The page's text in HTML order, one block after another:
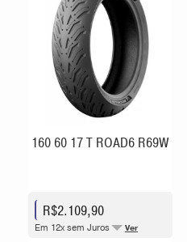
160 60 17 T ROAD6 R69W
R$2.109,90
Em 12x sem Juros Ver